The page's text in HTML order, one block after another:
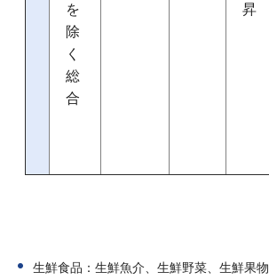
を
除
く
総
合
昇
生鮮食品：生鮮魚介、生鮮野菜、生鮮果物